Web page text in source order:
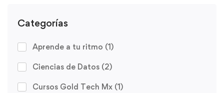
Categorías
Aprende a tu ritmo (1)
Ciencias de Datos (2)
Cursos Gold Tech Mx (1)